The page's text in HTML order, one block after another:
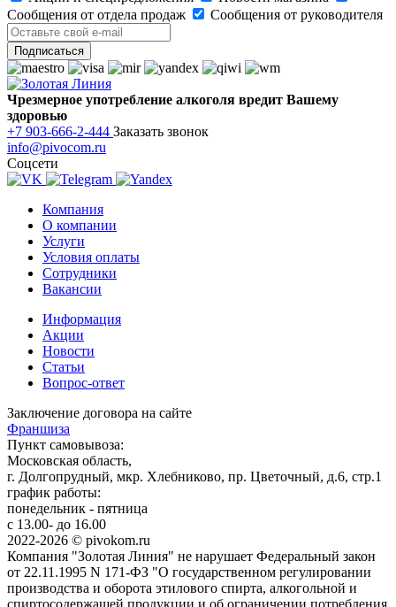
Сообщения от отдела продаж
Сообщения от руководителя
Чрезмерное употребление алкоголя вредит Вашему
здоровью
+7 903-666-2-444 Заказать звонок
info@pivocom.ru
Соцсети
Компания
О компании
Услуги
Условия оплаты
Сотрудники
Вакансии
Информация
Акции
Новости
Статьи
Вопрос-ответ
Заключение договора на сайте
Франшиза
Пункт самовывоза:
Московская область,
г. Долгопрудный, мкр. Хлебниково, пр. Цветочный, д.6, стр.1
график работы:
понедельник - пятница
с 13.00- до 16.00
2022-2026 © pivokom.ru
Компания "Золотая Линия" не нарушает Федеральный закон
от 22.11.1995 N 171-ФЗ "О государственном регулировании
производства и оборота этилового спирта, алкогольной и